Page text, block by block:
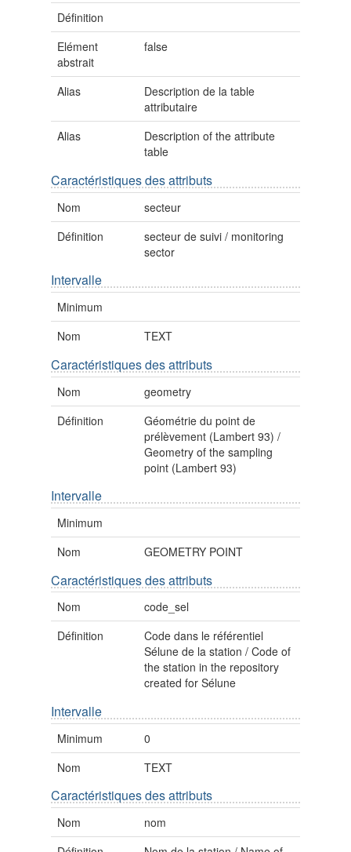
Définition
Elément
abstrait
false
Alias
Description de la table
attributaire
Alias
Description of the attribute
table
Caractéristiques des attributs
Nom
secteur
Définition
secteur de suivi / monitoring
sector
Intervalle
Minimum
Nom
TEXT
Caractéristiques des attributs
Nom
geometry
Définition
Géométrie du point de
prélèvement (Lambert 93) /
Geometry of the sampling
point (Lambert 93)
Intervalle
Minimum
Nom
GEOMETRY POINT
Caractéristiques des attributs
Nom
code_sel
Définition
Code dans le référentiel
Sélune de la station / Code of
the station in the repository
created for Sélune
Intervalle
Minimum
0
Nom
TEXT
Caractéristiques des attributs
Nom
nom